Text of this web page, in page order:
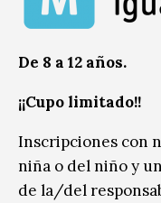
De 8 a 12 años.
¡¡Cupo limitado!!
Inscripciones con
niña o del niño y
de la/del